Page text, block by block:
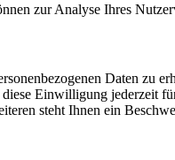
zur Analyse Ihres
Daten zu
Einwilligung jederzeit
steht Ihnen ein